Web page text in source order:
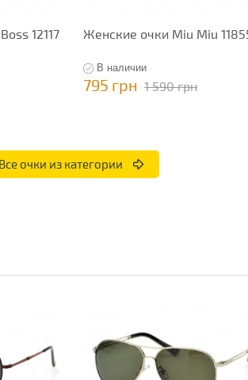
12117 Женские очки Miu Miu
В наличии
795 грн 1 590 грн
Все очки из категории